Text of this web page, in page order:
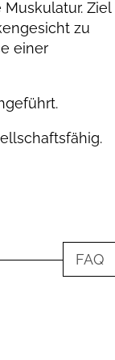
Ziel
zu
einer
FAQ